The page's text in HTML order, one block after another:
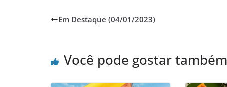
Em Destaque (04/01/2023)
Você pode gostar também